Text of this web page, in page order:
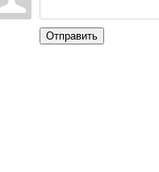
Отправить